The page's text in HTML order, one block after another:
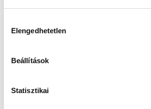
Elengedhetetlen
Beállítások
Statisztikai
Nottingham Forest-Brentford